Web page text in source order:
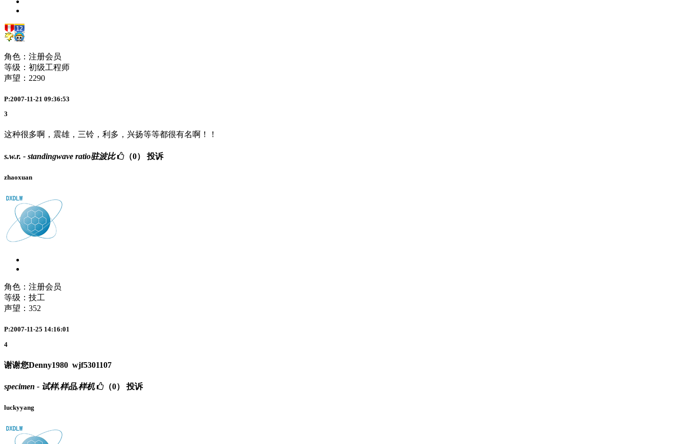
角色：注册会员
等级：初级工程师
声望： 2290
P:2007-11-21 09:36:53
3
这种很多啊，震雄，三铃，利多，兴扬等等都很有名啊！！
s.w.r. - standingwave ratio驻波比 （0） 投诉
zhaoxuan
角色：注册会员
等级：技工
声望： 352
P:2007-11-25 14:16:01
4
谢谢您Denny1980 wjf5301107
specimen - 试样,样品,样机 （0） 投诉
luckyyang